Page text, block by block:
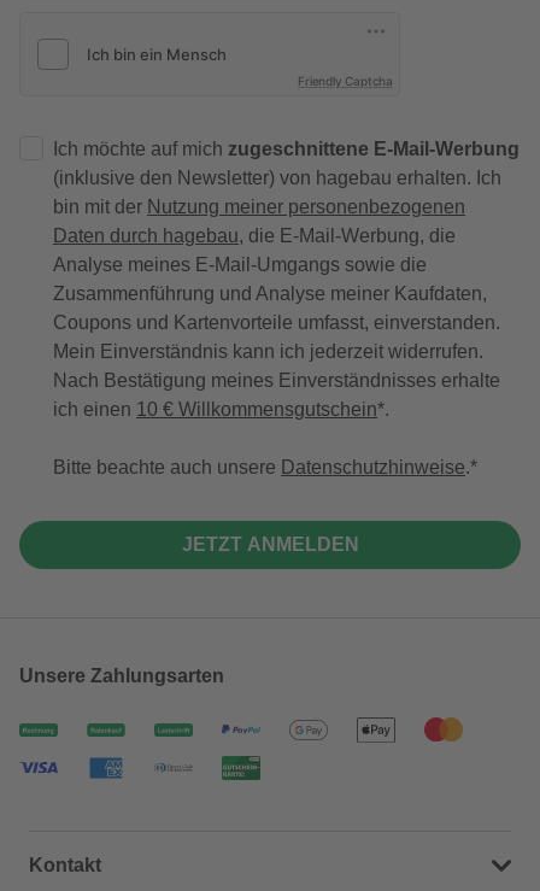
Friendly Captcha
Ich möchte auf mich zugeschnittene E-Mail-Werbung
(inklusive den Newsletter) von hagebau erhalten. Ich
bin mit der Nutzung meiner personenbezogenen
Daten durch hagebau, die E-Mail-Werbung, die
Analyse meines E-Mail-Umgangs sowie die
Zusammenführung und Analyse meiner Kaufdaten,
Coupons und Kartenvorteile umfasst, einverstanden.
Mein Einverständnis kann ich jederzeit widerrufen.
Nach Bestätigung meines Einverständnisses erhalte
ich einen 10 € Willkommensgutschein*.
Bitte beachte auch unsere Datenschutzhinweise.
JETZT ANMELDEN
Unsere Zahlungsarten
Kontakt